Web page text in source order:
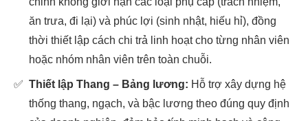
ăn trưa, đi lại) và phúc lợi (sinh nhật, hiếu hỉ), đồng
thời thiết lập cách chi trả linh hoạt cho từng nhân viên
hoặc nhóm nhân viên trên toàn chuỗi.
✅ Thiết lập Thang – Bảng lương: Hỗ trợ xây dựng hệ
thống thang, ngạch, và bậc lương theo đúng quy định